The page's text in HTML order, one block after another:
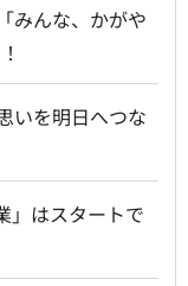
みんな、かがや
いを明日へつな
はスタートで